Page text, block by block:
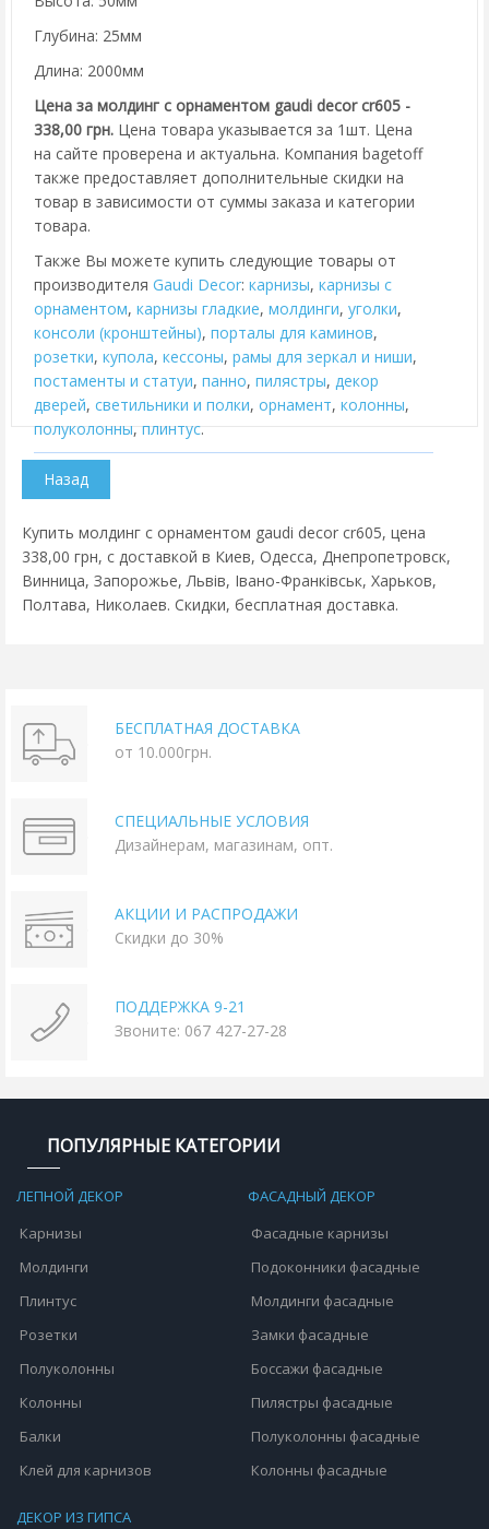
Глубина: 25мм
Длина: 2000мм
Цена за молдинг с орнаментом gaudi decor cr605 -
338,00 грн. Цена товара указывается за 1шт. Цена
на сайте проверена и актуальна. Компания bagetoff
также предоставляет дополнительные скидки на
товар в зависимости от суммы заказа и категории
товара.
Также Вы можете купить следующие товары от
производителя Gaudi Decor: карнизы, карнизы с
орнаментом, карнизы гладкие, молдинги, уголки,
консоли (кронштейны), порталы для каминов,
розетки, купола, кессоны, рамы для зеркал и ниши,
постаменты и статуи, панно, пилястры, декор
дверей, cветильники и полки, орнамент, колонны,
полуколонны, плинтус.
Купить молдинг с орнаментом gaudi decor cr605, цена
338,00 грн, с доставкой в Киев, Одесса, Днепропетровск,
Винница, Запорожье, Львів, Івано-Франківськ, Харьков,
Полтава, Николаев. Скидки, бесплатная доставка.
БЕСПЛАТНАЯ ДОСТАВКА
от 10.000грн.
СПЕЦИАЛЬНЫЕ УСЛОВИЯ
Дизайнерам, магазинам, опт.
АКЦИИ И РАСПРОДАЖИ
Скидки до 30%
ПОДДЕРЖКА 9-21
Звоните: 067 427-27-28
ПОПУЛЯРНЫЕ КАТЕГОРИИ
ЛЕПНОЙ ДЕКОР
Карнизы
Молдинги
Плинтус
Розетки
Полуколонны
Колонны
Балки
Клей для карнизов
ФАСАДНЫЙ ДЕКОР
Фасадные карнизы
Подоконники фасадные
Молдинги фасадные
Замки фасадные
Боссажи фасадные
Пилястры фасадные
Полуколонны фасадные
Колонны фасадные
ДЕКОР ИЗ ГИПСА